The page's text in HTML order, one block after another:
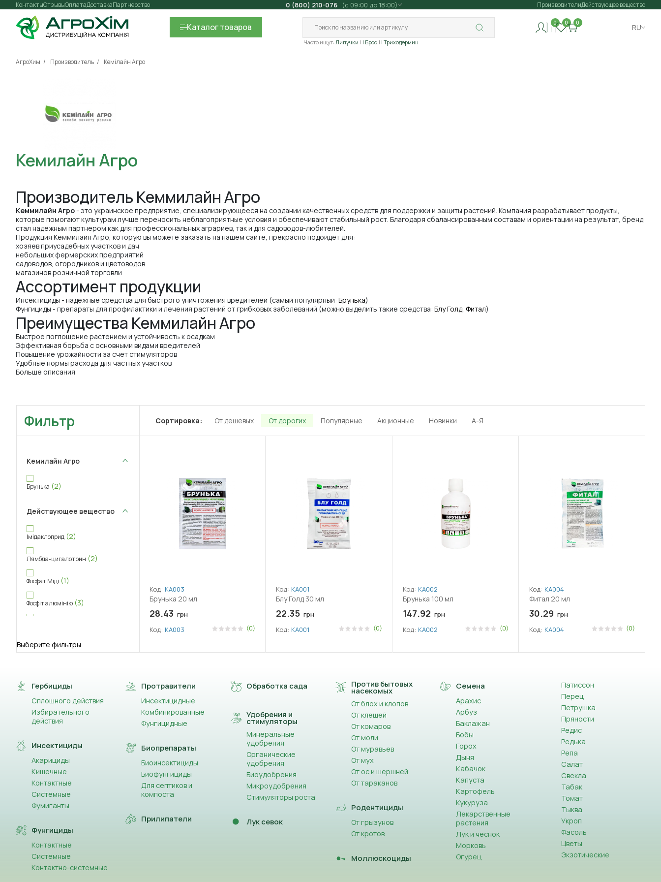
Контакты Оплата
Отзывы ДоставкаПартнерство 0 (800) 210-076 (с 09:00 до 18:00) ПроизводителиДействующее вещество
Каталогтоваров
Часто ищут: Липучки | Брос | Триходермин
0 0 0
RU
АгроХим Производитель Кемілайн Агро
Кемилайн Агро
Производитель Кеммилайн Агро
Кеммилайн Агро- это украинское предприятие, специализирующееся на создании качественных средств для поддержки и защиты растений. Компания разрабатывает продукты,
которые помогают культурам лучше переносить неблагоприятные условия и обеспечивают стабильный рост. Благодаря сбалансированным составам и ориентации на результат, бренд
стал надежным партнером как для профессиональных аграриев, так и для садоводов-любителей.
Продукция Кеммилайн Агро, которую вы можете заказать на нашем сайте, прекрасно подойдет для:
хозяев приусадебных участков и дач
небольших фермерских предприятий
садоводов, огородников и цветоводов
магазинов розничной торговли
Ассортимент продукции
Инсектициды - надежные средства для быстрого уничтожения вредителей (самый популярный: Брунька)
Фунгициды - препараты для профилактики и лечения растений от грибковых заболеваний (можно выделить такие средства: Блу Голд, Фитал)
Преимущества Кеммилайн Агро
Быстрое поглощение растением и устойчивость к осадкам
Эффективная борьба с основными видами вредителей
Повышение урожайности за счет стимуляторов
Удобные нормы расхода для частных участков
Больше описания
Фильтр
Кемилайн Агро
Брунька (2)
Действующее вещество
Імідаклоприд (2)
Лямбда-цигалотрин (2)
Фосфат Міді (1)
Фосфіт алюмінію (3)
Выберите фильтры
Сортировка: От дешевых От дорогих Популярные Акционные Новинки А-Я
Код: КА003
Брунька 20 мл
28.43 грн
Код: КА003 (0)
Код: КА001
Блу Голд 30 мл
22.35 грн
Код: КА001 (0)
Код: КА002
Брунька 100 мл
147.92 грн
Код: КА002 (0)
Код: КА004
Фитал 20 мл
30.29 грн
Код: КА004 (0)
Гербициды
Сплошного действия
Избирательного
действия
Инсектициды
Акарициды
Кишечные
Контактные
Системные
Фумиганты
Фунгициды
Контактные
Системные
Контактно-системные
Протравители
Инсектицидные
Комбинированные
Фунгицидные
Биопрепараты
Биоинсектициды
Биофунгициды
Для септиков и
компоста
Прилипатели
Обработка сада
Удобрения и
стимуляторы
Минеральные
удобрения
Органические
удобрения
Биоудобрения
Микроудобрения
Стимуляторы роста
Лук севок
Против бытовых
насекомых
От блох и клопов
От клещей
От комаров
От моли
От муравьев
От мух
От ос и шершней
От тараканов
Родентициды
От грызунов
От кротов
Моллюскоциды
Семена
Арахис
Арбуз
Баклажан
Бобы
Горох
Дыня
Кабачок
Капуста
Картофель
Кукуруза
Лекарственные
растения
Лук и чеснок
Морковь
Огурец
Патиссон
Перец
Петрушка
Пряности
Редис
Редька
Репа
Салат
Свекла
Табак
Томат
Тыква
Укроп
Фасоль
Цветы
Экзотические